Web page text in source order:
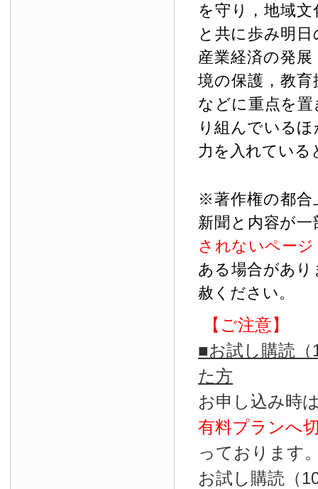
を守り，地域
と共に歩み明
産業経済の発
境の保護，教
などに重点を
り組んでいる
力を入れている
※著作権の都合
新聞と内容が
されないペー
ある場合があ
赦ください。
【ご注意】
■お試し購読
た方
お申し込み時
有料プランへ
っております
お試し購読（